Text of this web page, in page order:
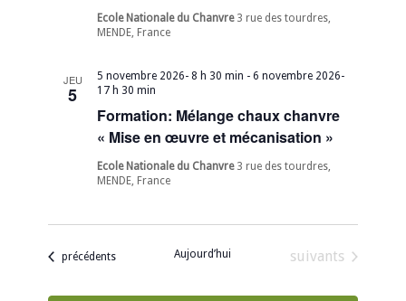
Ecole Nationale du Chanvre 3 rue des tourdres,
MENDE, France
JEU
5
Formation: Mélange chaux chanvre
« Mise en œuvre et mécanisation »
5 novembre 2026- 8 h 30 min -6 novembre 2026-
17 h 30 min
Ecole Nationale du Chanvre 3 rue des tourdres,
MENDE, France
Évènements
précédents Aujourd’hui Évènements
suivants